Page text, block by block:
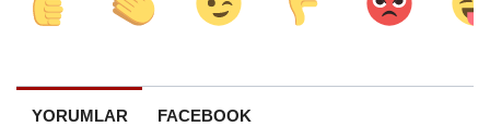
YORUMLAR FACEBOOK